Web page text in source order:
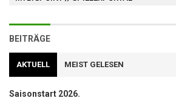
BEITRÄGE
AKTUELL MEIST GELESEN
Saisonstart 2026.